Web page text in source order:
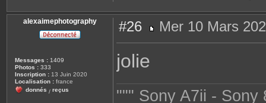
alexaimephotography
Messages : 1409
Photos : 333
Inscription : 13 Juin 2020
Localisation : france
donnés / reçus
#26
e
Mer 10 Mars
jolie
""" Sony A7ii - Sony